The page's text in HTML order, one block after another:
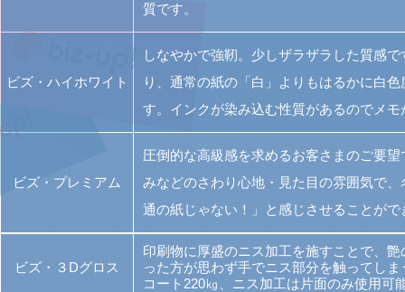
質です。
ビズ・ハイホワイト
しなやかで強靭。少しザラザラした質感
り、通常の紙の「白」よりもはるかに白
す。インクが染み込む性質があるのでメ
ビズ・プレミアム
圧倒的な高級感を求めるお客さまのご要
みなどのさわり心地・見た目の雰囲気で
通の紙じゃない！」と感じさせることがで
ビズ・３Dグロス
印刷物に厚盛のニス加工を施すことで、
った方が思わず手でニス部分を触ってし
コート220㎏、ニス加工は片面のみ使用可